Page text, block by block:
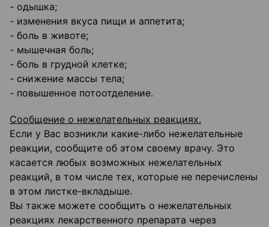
- одышка;
- изменения вкуса пищи и аппетита;
- боль в животе;
- мышечная боль;
- боль в грудной клетке;
- снижение массы тела;
- повышенное потоотделение.
Сообщение о нежелательных реакциях.
Если у Вас возникли какие-либо нежелательные
реакции, сообщите об этом своему врачу. Это
касается любых возможных нежелательных
реакций, в том числе тех, которые не перечислены
в этом листке-вкладыше.
Вы также можете сообщить о нежелательных
реакциях лекарственного препарата через